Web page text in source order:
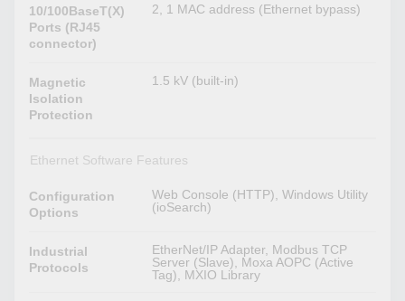
10/100BaseT(X)
Ports (RJ45
connector)
2, 1 MAC address (Ethernet bypass)
Magnetic
Isolation
Protection
1.5 kV (built-in)
Ethernet Software Features
Configuration
Options
Web Console (HTTP), Windows Utility
(ioSearch)
Industrial
Protocols
EtherNet/IP Adapter, Modbus TCP
Server (Slave), Moxa AOPC (Active
Tag), MXIO Library